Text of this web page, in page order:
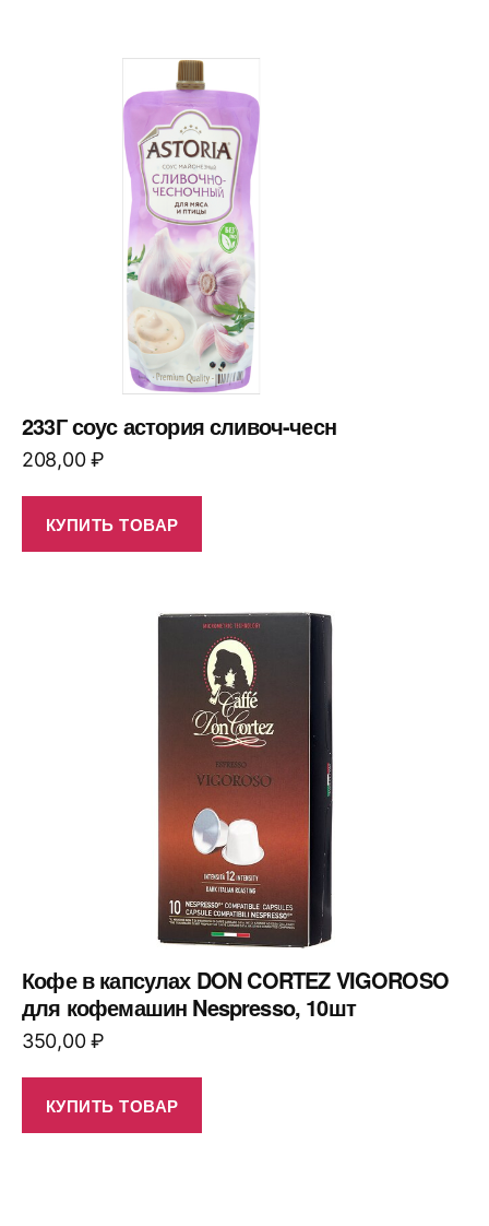
233Г соус астория сливоч-чесн
208,00₽
КУПИТЬ ТОВАР
Кофе в капсулах DON CORTEZ VIGOROSO
для кофемашин Nespresso, 10шт
350,00₽
КУПИТЬ ТОВАР